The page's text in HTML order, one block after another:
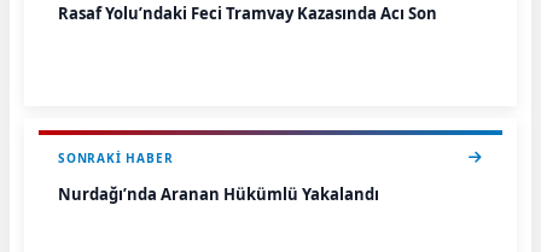
Rasaf Yolu’ndaki Feci Tramvay Kazasında Acı Son
SONRAKI HABER
Nurdağı’nda Aranan Hükümlü Yakalandı